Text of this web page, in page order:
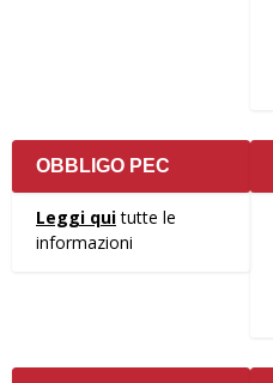
OBBLIGO PEC
Leggi quitutte le
informazioni